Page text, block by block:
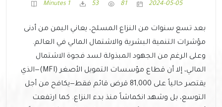
2024-05-05
81
53
1 Minutes
بعد تسع سنوات من النزاع المسلح، يعاني اليمن من أدنى
مؤشرات التنمية البشرية والاشتمال المالي في العالم.
وعلى الرغم من الجهود المبذولة لسد فجوة الاشتمال
المالي، إلا أن قطاع مؤسسات التمويل الأصغر (MFI)—الذي
يقتصر حالياً على 81,000 قرض قائم فقط—يكافح من أجل
التوسع، بل وشهد انكماشاً منذ بدء النزاع. كما ارتفعت